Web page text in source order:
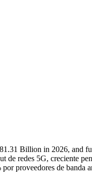
Billion in 2026, and
redes 5G, creciente
proveedores de banda